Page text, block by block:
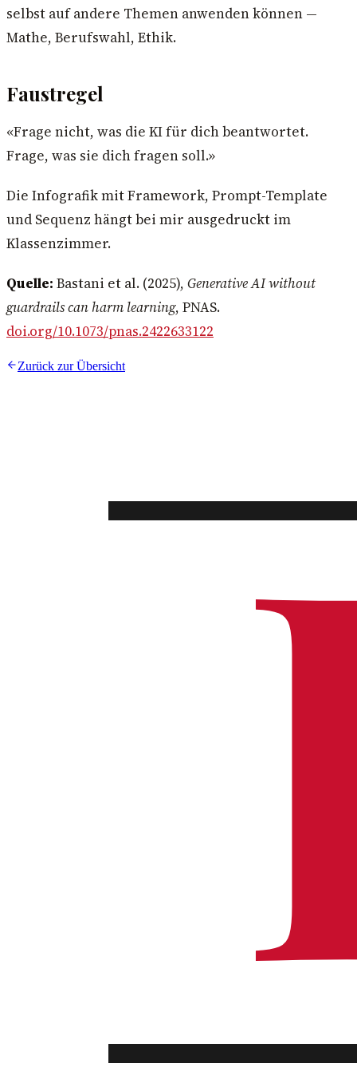
selbst auf andere Themen anwenden können —
Mathe, Berufswahl, Ethik.
Faustregel
«Frage nicht, was die KI für dich beantwortet.
Frage, was sie dich fragen soll.»
Die Infografik mit Framework, Prompt-Template
und Sequenz hängt bei mir ausgedruckt im
Klassenzimmer.
Quelle: Bastani et al. (2025), Generative AI without
guardrails can harm learning, PNAS.
doi.org/10.1073/pnas.2422633122
Zurück zur Übersicht